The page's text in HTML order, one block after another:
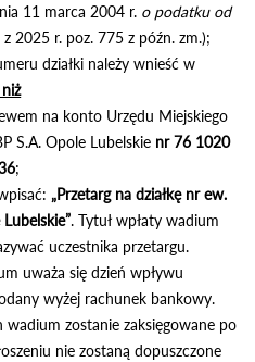
11 marca 2004 r. o podatku od
2025 r. poz. 775 z późn. zm.);
działki należy wnieść w
na konto Urzędu Miejskiego
S.A. Opole Lubelskie nr 76 1020
;
„Przetarg na działkę nr ew.
. Tytuł wpłaty wadium
uczestnika przetargu.
uważa się dzień wpływu
wyżej rachunek bankowy.
zostanie zaksięgowane po
nie zostaną dopuszczone